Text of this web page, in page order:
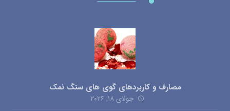
مصارف و کاربردهای گوی های سنگ نمک
جولای ۱۸, ۲۰۲۶